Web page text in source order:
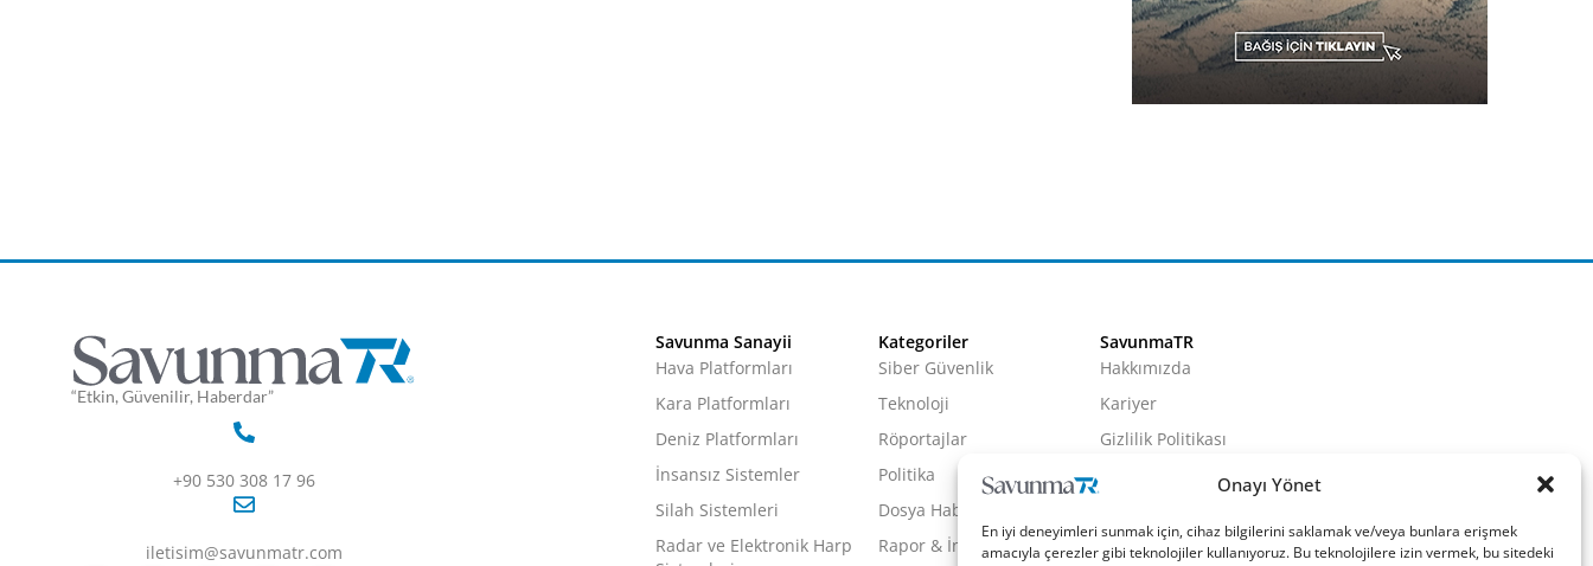
Onayı Yönet
En iyi deneyimleri sunmak için, cihaz bilgilerini saklamak ve/veya bunlara erişmek
amacıyla çerezler gibi teknolojiler kullanıyoruz. Bu teknolojilere izin vermek, bu sitedeki
“Etkin, Güvenilir, Haberdar”
+90 530 308 17 96
iletisim@savunmatr.com
Savunma Sanayii
Hava Platformları
Kara Platformları
Deniz Platformları
İnsansız Sistemler
Silah Sistemleri
Radar ve Elektronik Harp
Kategoriler
Siber Güvenlik
Teknoloji
Röportajlar
Politika
Dosya Haber
Rapor & İnfografik
SavunmaTR
Hakkımızda
Kariyer
Gizlilik Politikası